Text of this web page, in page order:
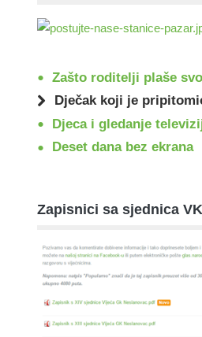
Zašto roditelji plaše
Dječak koji je
Djeca i gledanje
Deset dana bez ekrana
Zapisnici sa sjednica